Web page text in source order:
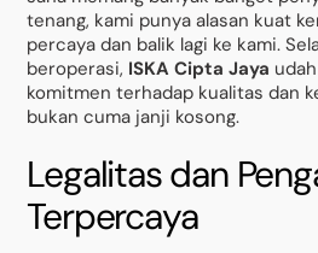
tenang, kami punya alasan kuat
percaya dan balik lagi ke kami.
beroperasi, ISKA Cipta Jaya
komitmen terhadap kualitas dan
bukan cuma janji kosong.
Legalitas dan
Terpercaya